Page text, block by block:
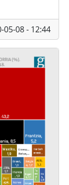
05-08 - 12:44